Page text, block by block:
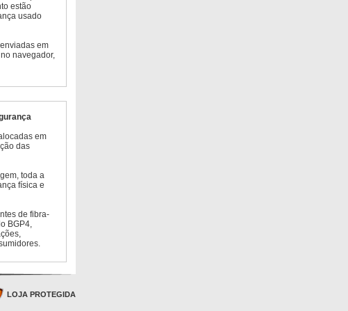
estão
usado
em
navegador,
em
das
toda a
física e
de fibra-
BGP4,
LOJA PROTEGIDA